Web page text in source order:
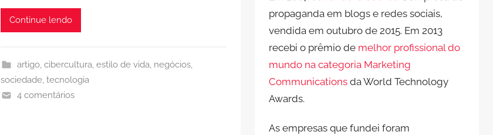
Continue lendo
artigo, cibercultura, estilo de vida, negócios,
sociedade,tecnologia
4 comentários
propaganda em blogs e redes sociais,
vendida em outubro de 2015. Em 2013
recebi o prêmio de melhor profissional do
mundo na categoria Marketing
Communications da World Technology
Awards.
As empresas que fundei foram